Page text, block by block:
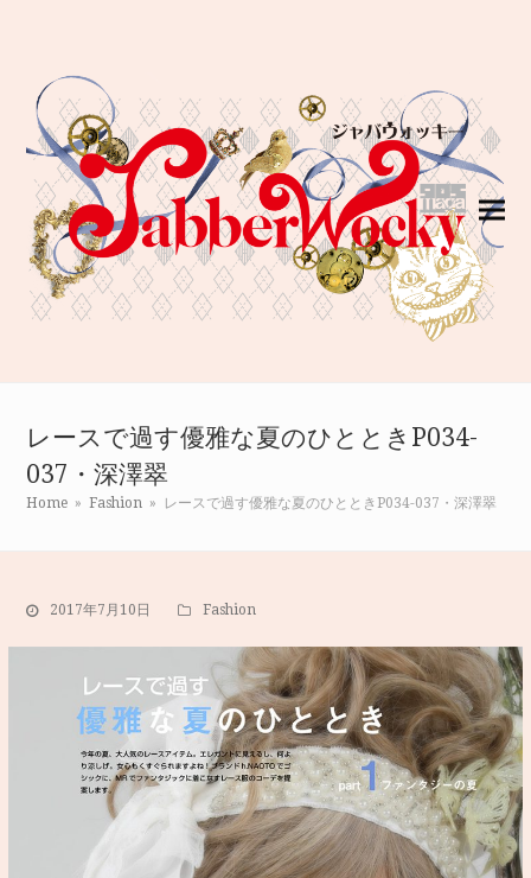
レースで過す優雅な夏のひとときP034-
037・深澤翠
Home » Fashion » レースで過す優雅な夏のひとときP034-037・深澤翠
2017年7月10日 Fashion